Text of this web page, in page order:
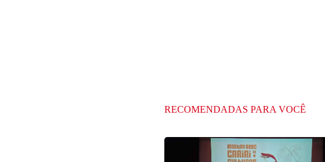
RECOMENDADAS PARA VOCÊ